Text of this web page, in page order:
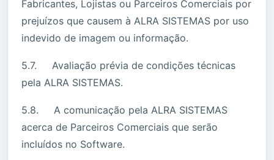
Fabricantes, Lojistas ou Parceiros Comerciais por
prejuízos que causem à ALRA SISTEMAS por uso
indevido de imagem ou informação.
5.7. Avaliação prévia de condições técnicas
pela ALRA SISTEMAS.
5.8. A comunicação pela ALRA SISTEMAS
acerca de Parceiros Comerciais que serão
incluídos no Software.